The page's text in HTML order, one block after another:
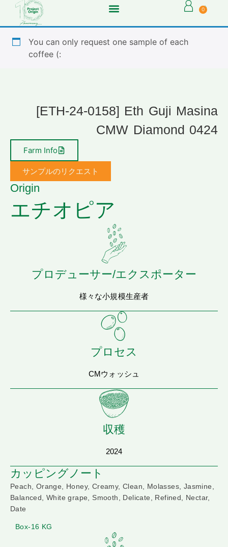
0
You can only request one sample of each
coffee (:
[ETH-24-0158] Eth Guji Masina
CMW Diamond 0424
Farm Info
サンプルのリクエスト
Origin
エチオピア
プロデューサー/エクスポーター
様々な小規模生産者
プロセス
CMウォッシュ
収穫
2024
カッピングノート
Peach, Orange, Honey, Creamy, Clean, Molasses, Jasmine,
Balanced, White grape, Smooth, Delicate, Refined, Nectar,
Date
Box-16 KG